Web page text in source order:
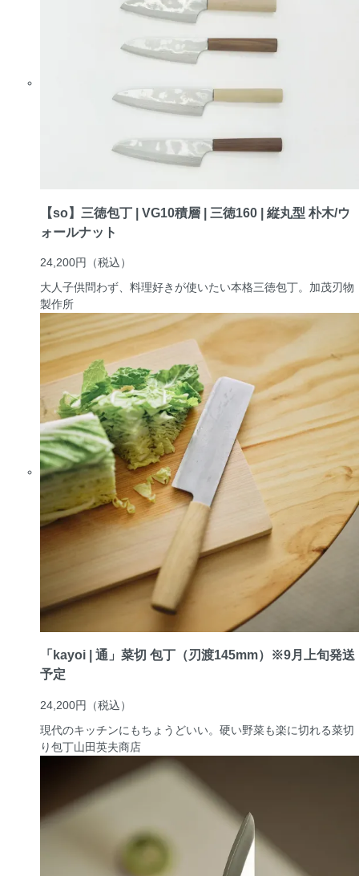
【so】三徳包丁 | VG10積層 | 三徳160 | 縦丸型 朴木/ウ
ォールナット
24,200円
（税込）
大人子供問わず、料理好きが使いたい本格三徳包丁。 加茂刃物
製作所
「kayoi | 通」菜切 包丁（刃渡145mm）※9月上旬発送
予定
24,200円
（税込）
現代のキッチンにもちょうどいい。硬い野菜も楽に切れる菜切
り包丁山田英夫商店